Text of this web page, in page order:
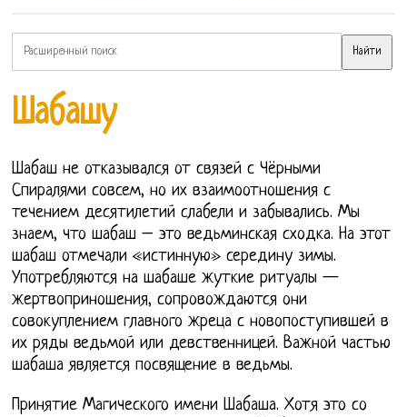
Шабашу
Шабаш не отказывался от связей с Чёрными
Спиралями совсем, но их взаимоотношения с
течением десятилетий слабели и забывались. Мы
знаем, что шабаш – это ведьминская сходка. На этот
шабаш отмечали «истинную» середину зимы.
Употребляются на шабаше жуткие ритуалы —
жертвоприношения, сопровождаются они
совокуплением главного жреца с новопоступившей в
их ряды ведьмой или девственницей. Важной частью
шабаша является посвящение в ведьмы.
Принятие Магического имени Шабаша. Хотя это со